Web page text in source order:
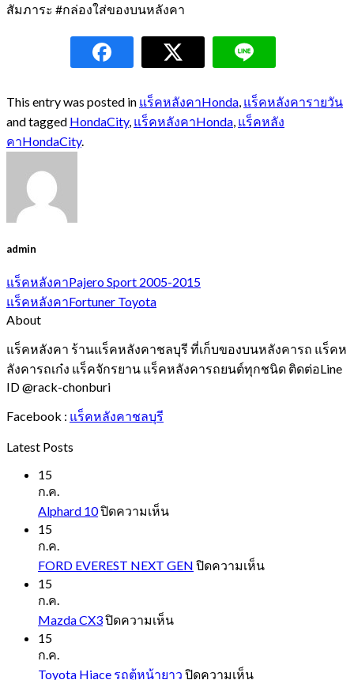
สัมภาระ #กล่องใส่ของบนหลังคา
This entry was posted in แร็คหลังคาHonda แร็คหลังคารายวัน
and tagged HondaCity, แร็คหลังคาHonda แร็คหลัง
คาHondaCity.
admin
แร็คหลังคาPajero Sport 2005-2015
แร็คหลังคาFortuner Toyota
About
แร็คหลังคา ร้านแร็คหลังคาชลบุรี ที่เก็บของบนหลังคารถ แร็คห
ลังคารถเก๋ง แร็คจักรยาน แร็คหลังคารถยนต์ทุกชนิด ติดต่อLine
ID @rack-chonburi
Facebook : แร็คหลังคาชลบุรี
Latest Posts
15
ก.ค.
Alphard 10ปิดความเห็นบน
15
ก.ค.
FORD EVEREST NEXT GEN ปิดความเห็นบน
15
ก.ค.
Mazda CX3ปิดความเห็นบน
15
ก.ค.
Toyota Hiace รถตู้หน้ายาว ปิดความเห็นบน